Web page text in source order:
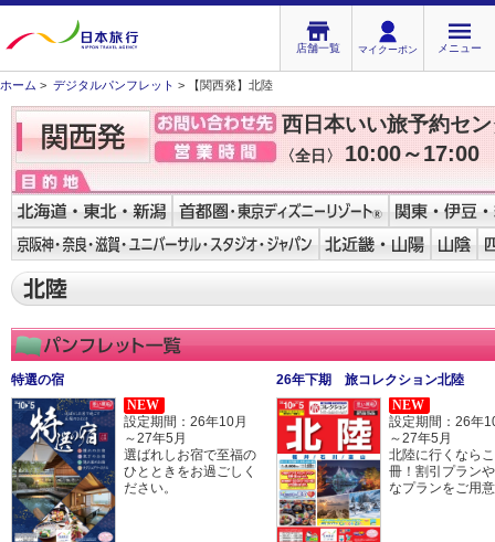
店舗一覧 マイクーポン メニュー
ホーム > デジタルパンフレット > 【関西発】北陸
西日本いい旅予約セ
〈全日〉 10:00～17:00
特選の宿
26年下期 旅コレクション北陸
NEW
設定期間：26年10月
～27年5月
選ばれしお宿で至福の
ひとときをお過ごしく
ださい。
NEW
設定期間：26年
～27年5月
北陸に行くなら
冊！割引プラン
なプランをご用